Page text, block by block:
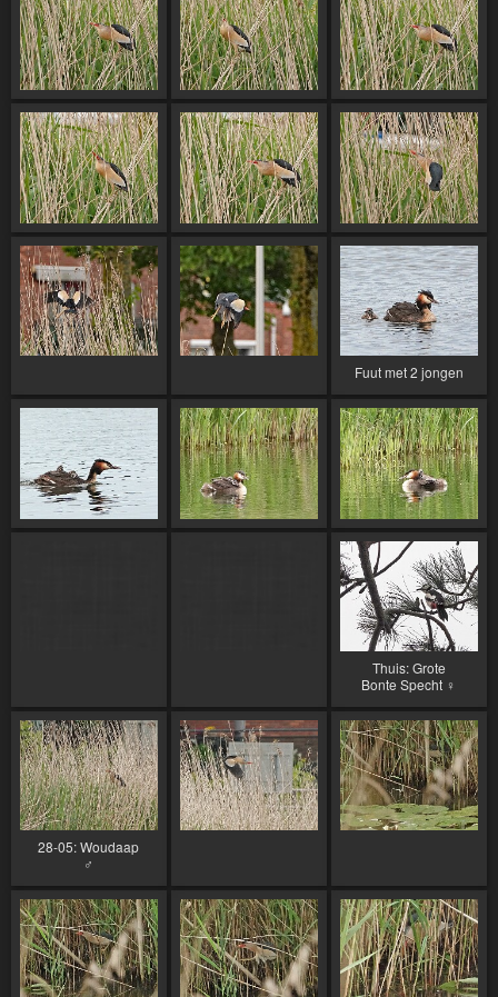
Fuut met 2 jongen
Thuis: Grote
Bonte Specht ♀
28-05: Woudaap
♂